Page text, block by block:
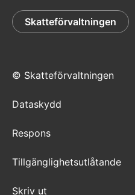
Skatteförvaltningen
© Skatteförvaltningen
Dataskydd
Respons
Tillgänglighetsutlåtande
Skriv ut